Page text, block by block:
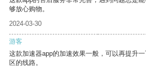
够放心购物。
2024-03-30
游客
这款加速器app的加速效果一般，可以再提升
区的线路。